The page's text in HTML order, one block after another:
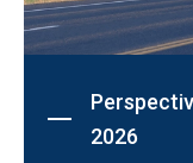
2026